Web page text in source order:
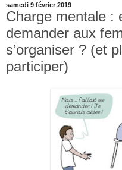
samedi 9 février 2019
Charge mentale :
demander aux
s’organiser ? (et
participer)